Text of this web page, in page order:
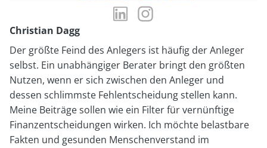
LinkedIn-
Profil
Christian
Dagg
Christian
Dagg
Christian Dagg
Der größte Feind des Anlegers ist häufig der Anleger
selbst. Ein unabhängiger Berater bringt den größten
Nutzen, wenn er sich zwischen den Anleger und
dessen schlimmste Fehlentscheidung stellen kann.
Meine Beiträge sollen wie ein Filter für vernünftige
Finanzentscheidungen wirken. Ich möchte belastbare
Fakten und gesunden Menschenverstand im